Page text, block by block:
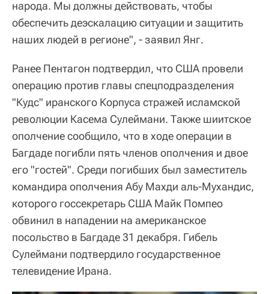
народа. Мы должны действовать, чтобы
обеспечить деэскалацию ситуации и защитить
наших людей в регионе", - заявил Янг.
Ранее Пентагон подтвердил, что США провели
операцию против главы спецподразделения
"Кудс" иранского Корпуса стражей исламской
революции Касема Сулеймани. Также шиитское
ополчение сообщило, что в ходе операции в
Багдаде погибли пять членов ополчения и двое
его "гостей". Среди погибших был заместитель
командира ополчения Абу Махди аль-Мухандис,
которого госсекретарь США Майк Помпео
обвинил в нападении на американское
посольство в Багдаде 31 декабря. Гибель
Сулеймани подтвердило государственное
телевидение Ирана.